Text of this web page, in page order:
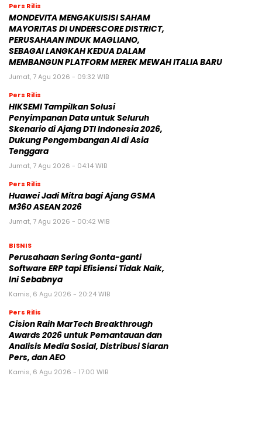
Pers Rilis
MONDEVITA MENGAKUISISI SAHAM
MAYORITAS DI UNDERSCORE DISTRICT,
PERUSAHAAN INDUK MAGLIANO,
SEBAGAI LANGKAH KEDUA DALAM
MEMBANGUN PLATFORM MEREK MEWAH ITALIA BARU
Jumat, 7 Agu 2026 - 09:32 WIB
Pers Rilis
HIKSEMI Tampilkan Solusi
Penyimpanan Data untuk Seluruh
Skenario di Ajang DTI Indonesia 2026,
Dukung Pengembangan AI di Asia
Tenggara
Jumat, 7 Agu 2026 - 04:14 WIB
Pers Rilis
Huawei Jadi Mitra bagi Ajang GSMA
M360 ASEAN 2026
Jumat, 7 Agu 2026 - 00:42 WIB
BISNIS
Perusahaan Sering Gonta-ganti
Software ERP tapi Efisiensi Tidak Naik,
Ini Sebabnya
Kamis, 6 Agu 2026 - 20:24 WIB
Pers Rilis
Cision Raih MarTech Breakthrough
Awards 2026 untuk Pemantauan dan
Analisis Media Sosial, Distribusi Siaran
Pers, dan AEO
Kamis, 6 Agu 2026 - 17:00 WIB